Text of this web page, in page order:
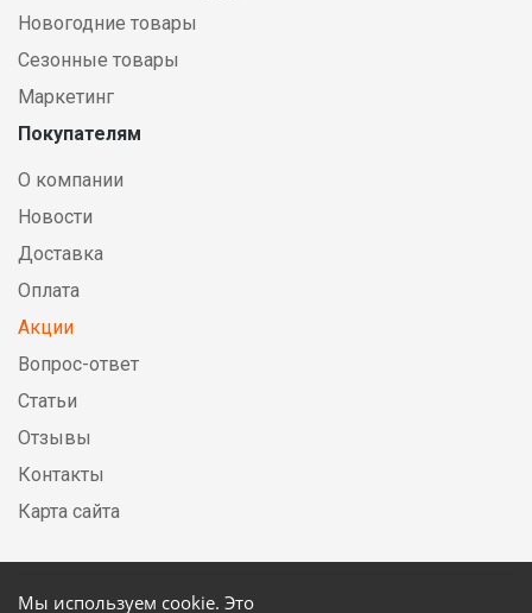
Мы используем cookie. Это
Новогодние товары
Сезонные товары
Маркетинг
Покупателям
О компании
Новости
Доставка
Оплата
Акции
Вопрос-ответ
Статьи
Отзывы
Контакты
Карта сайта